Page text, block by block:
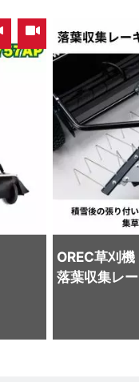
OREC草刈機
落葉収集レ